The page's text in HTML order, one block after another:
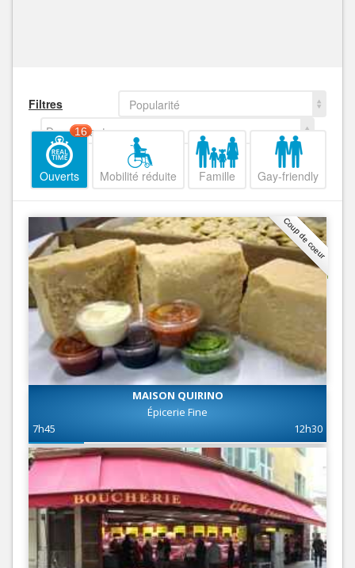
Filtres
Popularité
Decroissant
Ouverts
16
Mobilité réduite Famille Gay-friendly
Coup de coeur
MAISON QUIRINO
Épicerie Fine
7h45
12h30